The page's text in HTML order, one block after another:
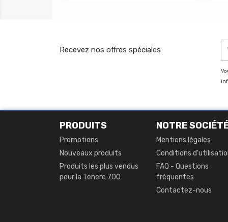
Recevez nos offres spéciales
PRODUITS
Promotions
Nouveaux produits
Produits les plus vendus
pour la Tenere 700
NOTRE
Mentions légales
Conditions
FAQ - Questions
fréquentes
Contactez-nous